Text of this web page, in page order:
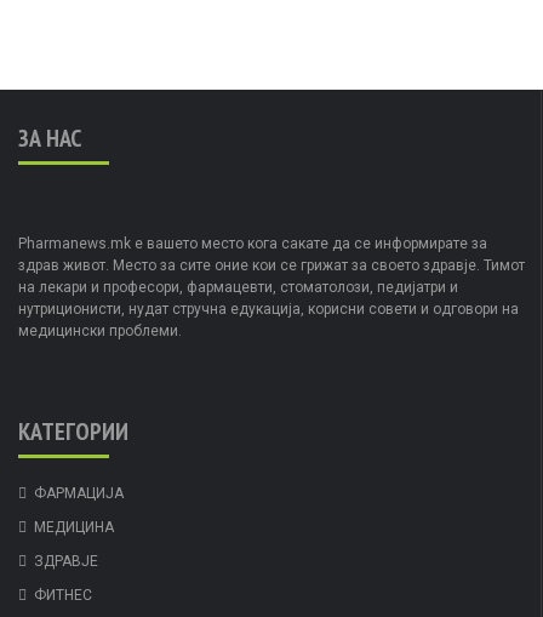
ЗА НАС
Pharmanews.mk е вашето место кога сакате да се информирате за
здрав живот. Место за сите оние кои се грижат за своето здравје. Тимот
на лекари и професори, фармацевти, стоматолози, педијатри и
нутриционисти, нудат стручна едукација, корисни совети и одговори на
медицински проблеми.
КАТЕГОРИИ
ФАРМАЦИЈА
МЕДИЦИНА
ЗДРАВЈЕ
ФИТНЕС